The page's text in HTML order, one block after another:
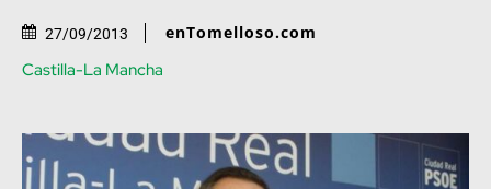
27/09/2013 enTomelloso.com
Castilla-La Mancha